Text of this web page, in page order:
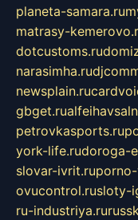
planeta-samara.ru
matrasy-
dotcustoms.ru
narasimha.ru
newsplain.ru
gbget.ru
petrovkasports.ru
york-life.rudoroga-
slovar-ivrit.ru
ovucontrol.rusloty-
ru-industriya.ru